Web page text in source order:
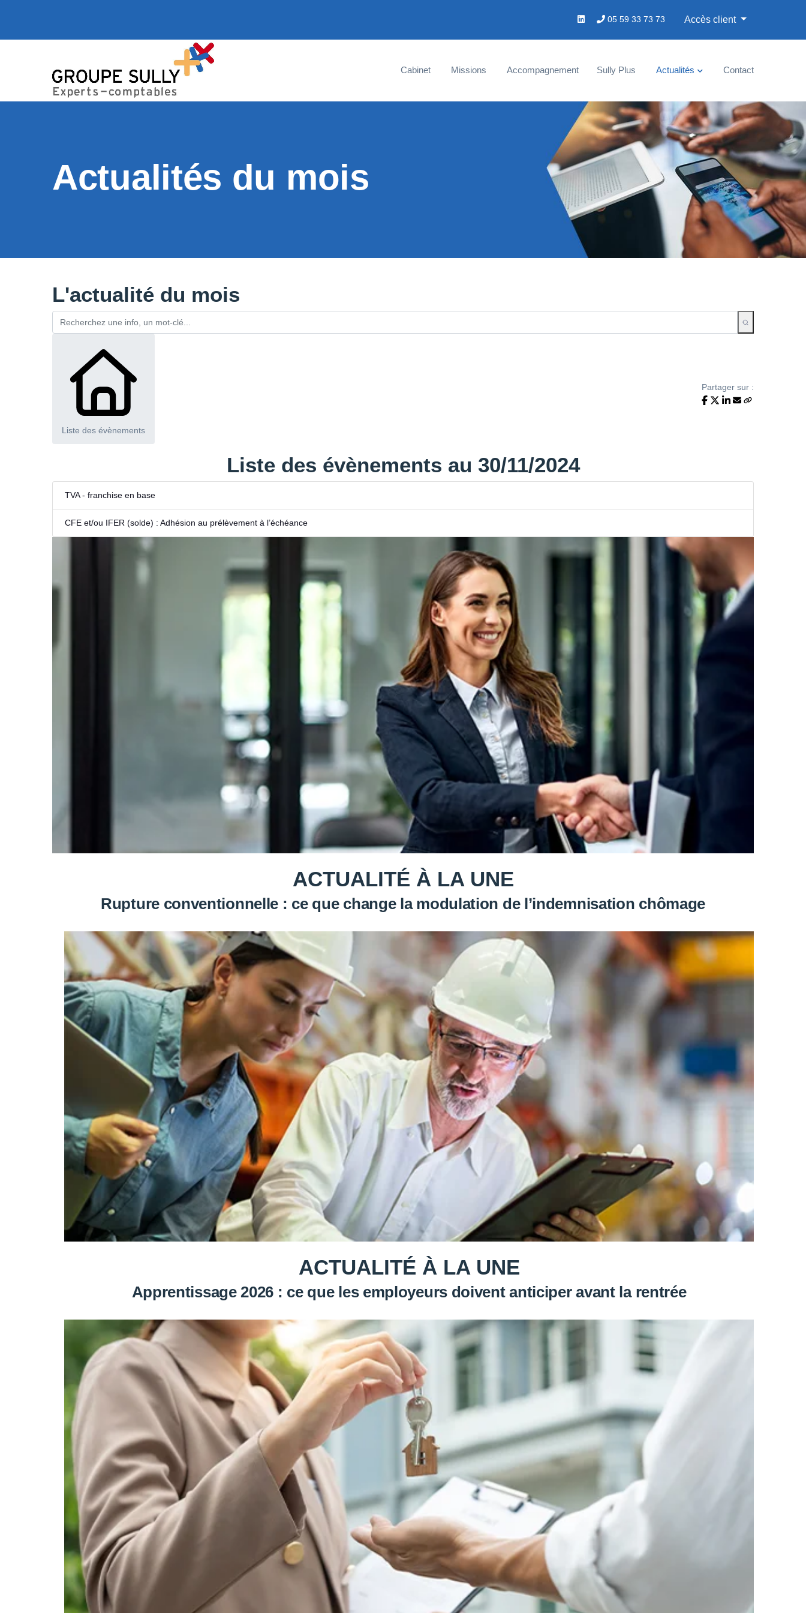
05 59 33 73 73 Accès client
Cabinet Missions Accompagnement Sully Plus Actualités Contact
Actualités du mois
L'actualité du mois
Liste des évènements
Partager sur :
Liste des évènements au 30/11/2024
TVA - franchise en base
CFE et/ou IFER (solde) : Adhésion au prélèvement à l’échéance
ACTUALITÉ À LA UNE
Rupture conventionnelle : ce que change la modulation de l’indemnisation chômage
ACTUALITÉ À LA UNE
Apprentissage 2026 : ce que les employeurs doivent anticiper avant la rentrée